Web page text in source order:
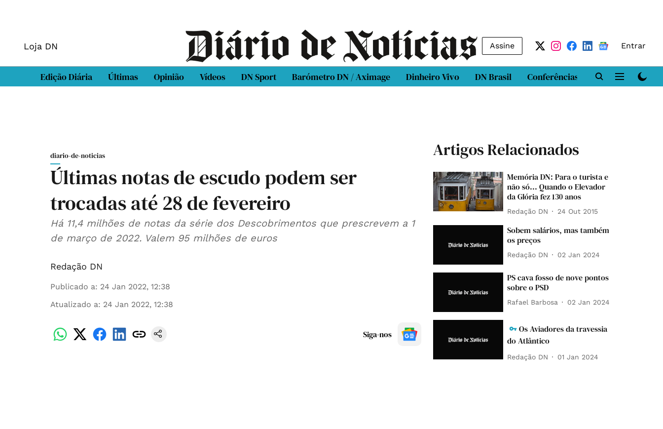
Loja DN Assine Entrar
Edição Diária Últimas Opinião Vídeos DN Sport Barómetro DN / Aximage Dinheiro Vivo DN Brasil Conferências DN LAB
diario-de-noticias
Últimas notas de escudo podem ser
trocadas até 28 de fevereiro
Há 11,4 milhões de notas da série dos Descobrimentos que prescrevem a 1
de março de 2022. Valem 95 milhões de euros
Redação DN
Publicado a: 24 Jan 2022, 12:38
Atualizado a: 24 Jan 2022, 12:38
Siga-nos
Artigos Relacionados
Memória DN: Para o turista e
não só... Quando o Elevador
da Glória fez 130 anos
Redação DN 24 Out 2015
Sobem salários, mas também
os preços
Redação DN 02 Jan 2024
PS cava fosso de nove pontos
sobre o PSD
Rafael Barbosa 02 Jan 2024
Os Aviadores da travessia
do Atlântico
Redação DN 01 Jan 2024